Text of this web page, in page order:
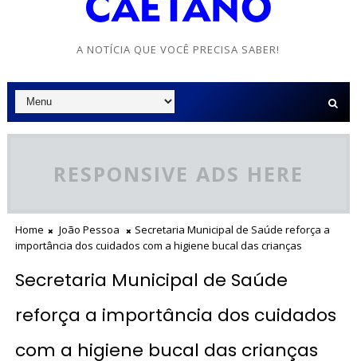
A NOTÍCIA QUE VOCÊ PRECISA SABER!
RESPONSIVE ADS HERE
Home João Pessoa
Secretaria Municipal de Saúde reforça a
importância dos cuidados com a higiene bucal das crianças
Secretaria Municipal de Saúde
reforça a importância dos cuidados
com a higiene bucal das crianças